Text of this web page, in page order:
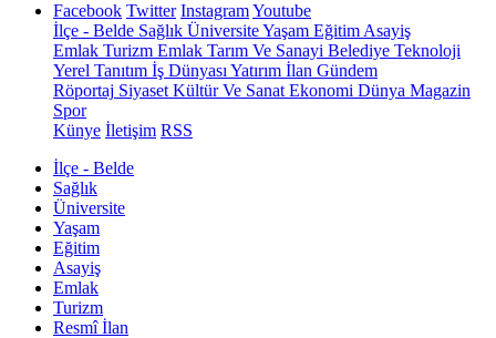
Facebook Twitter InstagramYoutube
İlçe - Belde Sağlık ÜniversiteYaşam Eğitim Asayiş
Emlak Turizm Emlak Tarım Ve Sanayi Belediye Teknoloji
Yerel Tanıtım İş Dünyası Yatırım İlan Gündem
Röportaj Siyaset Kültür Ve Sanat Ekonomi Dünya Magazin
Spor
Künye İletişim RSS
İlçe - Belde
Sağlık
Üniversite
Yaşam
Eğitim
Asayiş
Emlak
Turizm
Resmî İlan